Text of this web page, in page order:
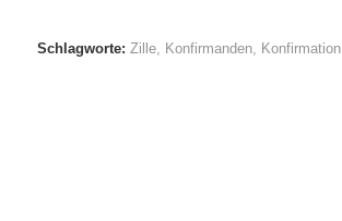
Schlagworte: Zille, Konfirmanden, Konfirmation